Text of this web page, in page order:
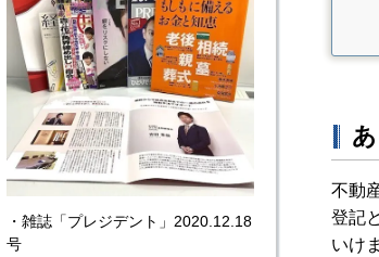
不動
登記
いけ
・雑誌「プレジデント」2020.12.18
号